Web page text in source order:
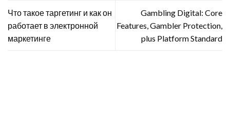
Что такое таргетинг и как он
работает в электронной
маркетинге
Gambling Digital: Core
Features, Gambler Protection,
plus Platform Standard